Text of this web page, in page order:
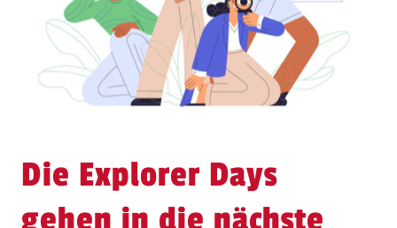
Die Explorer Days
gehen in die nächste